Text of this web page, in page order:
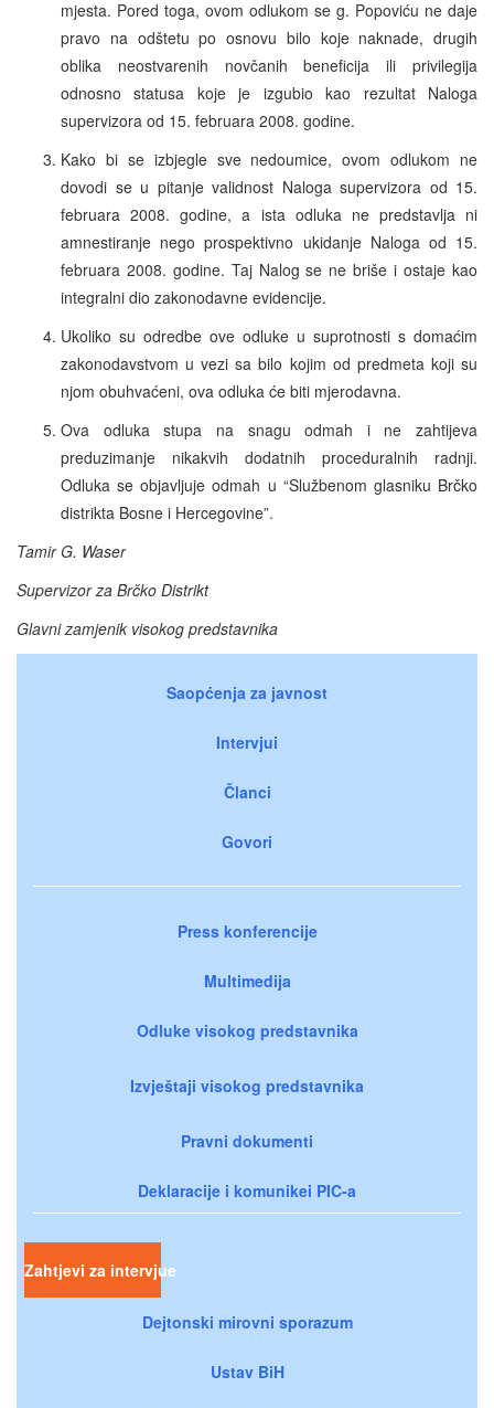
mjesta. Pored toga, ovom odlukom se g. Popoviću ne daje
pravo na odštetu po osnovu bilo koje naknade, drugih
oblika neostvarenih novčanih beneficija ili privilegija
odnosno statusa koje je izgubio kao rezultat Naloga
supervizora od 15. februara 2008. godine.
Kako bi se izbjegle sve nedoumice, ovom odlukom ne
dovodi se u pitanje validnost Naloga supervizora od 15.
februara 2008. godine, a ista odluka ne predstavlja ni
amnestiranje nego prospektivno ukidanje Naloga od 15.
februara 2008. godine. Taj Nalog se ne briše i ostaje kao
integralni dio zakonodavne evidencije.
Ukoliko su odredbe ove odluke u suprotnosti s domaćim
zakonodavstvom u vezi sa bilo kojim od predmeta koji su
njom obuhvaćeni, ova odluka će biti mjerodavna.
Ova odluka stupa na snagu odmah i ne zahtijeva
preduzimanje nikakvih dodatnih proceduralnih radnji.
Odluka se objavljuje odmah u “Službenom glasniku Brčko
distrikta Bosne i Hercegovine”.
Tamir G. Waser
Supervizor za Brčko Distrikt
Glavni zamjenik visokog predstavnika
Saopćenja za javnost
Intervjui
Članci
Govori
Press konferencije
Multimedija
Odluke visokog predstavnika
Izvještaji visokog predstavnika
Pravni dokumenti
Deklaracije i komunikei PIC-a
Zahtjevi za intervjue
Dejtonski mirovni sporazum
Ustav BiH